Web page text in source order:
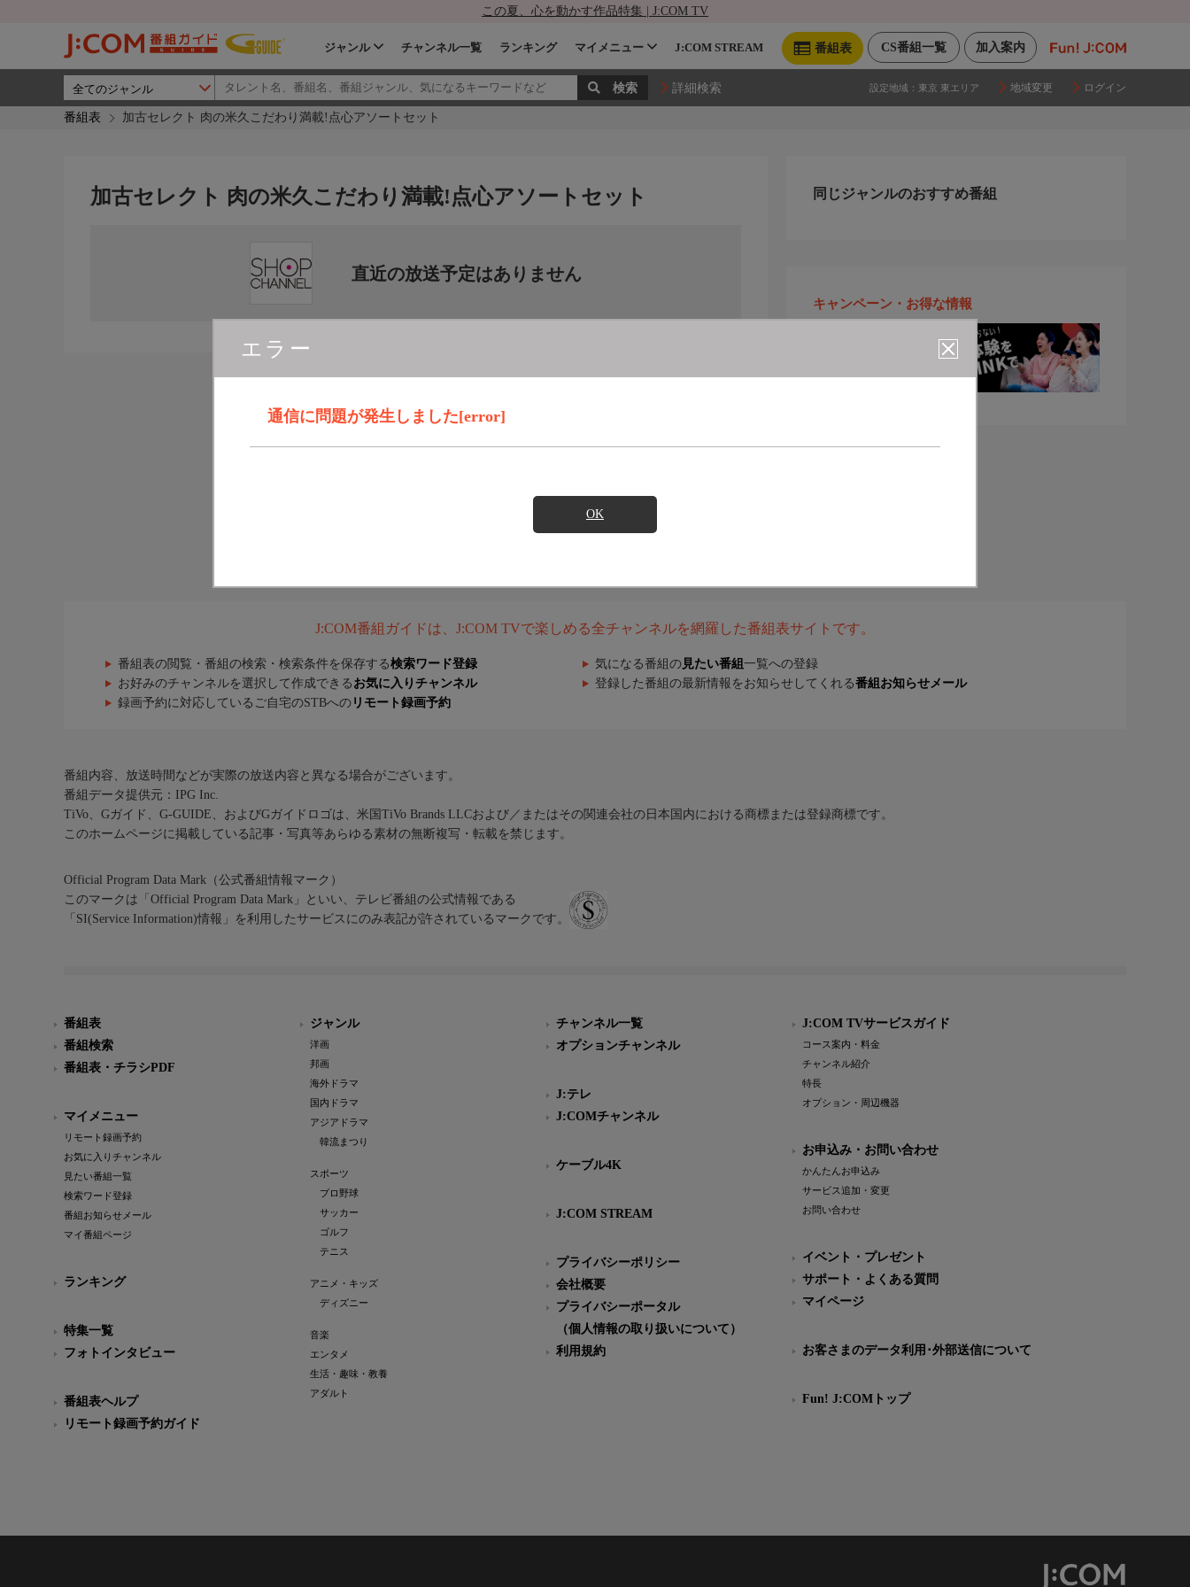
この夏、心を動かす作品特集 | J:COM TV
加入案内
CS番組一覧
番組表
ジャンル チャンネル一覧 ランキング マイメニュー J:COM STREAM
詳細検索 設定地域： 東京 東エリア 地域変更 ログイン
番組表 加古セレクト 肉の米久こだわり満載!点心アソートセット
エラー
通信に問題が発生しました[error]
OK
加古セレクト 肉の米久こだわり満載!点心アソートセット
直近の放送予定はありません
同じジャンルのおすすめ番組
キャンペーン・お得な情報
J:COM番組ガイドは、J:COM TVで楽しめる全チャンネルを網羅した番組表サイトです。
番組表の閲覧・番組の検索・検索条件を保存する検索ワード登録 気になる番組の 見たい番組 一覧への登録
お好みのチャンネルを選択して作成できる お気に入りチャンネル 登録した番組の最新情報をお知らせしてくれる番組お知らせメール
録画予約に対応しているご自宅のSTBへの リモート録画予約
番組内容、放送時間などが実際の放送内容と異なる場合がございます。
番組データ提供元：IPG Inc.
TiVo、Gガイド、G-GUIDE、およびGガイドロゴは、米国TiVo Brands LLCおよび／またはその関連会社の日本国内における商標または登録商標です。
このホームページに掲載している記事・写真等あらゆる素材の無断複写・転載を禁じます。
Official Program Data Mark（公式番組情報マーク）
このマークは「Official Program Data Mark」といい、テレビ番組の公式情報である
「SI(Service Information)情報」を利用したサービスにのみ表記が許されているマークです。
番組表
番組検索
番組表・チラシPDF
マイメニュー
リモート録画予約
お気に入りチャンネル
見たい番組一覧
検索ワード登録
番組お知らせメール
マイ番組ページ
ランキング
特集一覧
フォトインタビュー
番組表ヘルプ
リモート録画予約ガイド
ジャンル
洋画
邦画
海外ドラマ
国内ドラマ
アジアドラマ
韓流まつり
スポーツ
プロ野球
サッカー
ゴルフ
テニス
アニメ・キッズ
ディズニー
音楽
エンタメ
生活・趣味・教養
アダルト
チャンネル一覧
オプションチャンネル
J:テレ
J:COMチャンネル
ケーブル4K
J:COM STREAM
プライバシーポリシー
会社概要
プライバシーポータル
（個人情報の取り扱いについて）
利用規約
J:COM TVサービスガイド
コース案内・料金
チャンネル紹介
特長
オプション・周辺機器
お申込み・お問い合わせ
かんたんお申込み
サービス追加・変更
お問い合わせ
イベント・プレゼント
サポート・よくある質問
マイページ
お客さまのデータ利用･外部送信について
Fun! J:COMトップ